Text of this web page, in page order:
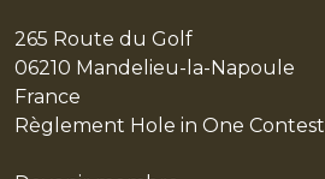
RESTAURANT & BAR
EVÈNEMENTS PRIVÉS
PARTENAIRES
265 Route du Golf
06210 Mandelieu-la-Napoule
France
Règlement Hole in One Contest